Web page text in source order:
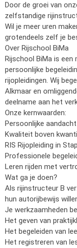
Door de groei van
zelfstandige
Wil je meer uren
grotendeels zelf je
Over Rijschool BiMa
Rijschool BiMa is
persoonlijke
rijopleidingen. Wij
Alkmaar en
deelname aan het
Onze kernwaarden:
Persoonlijke
Kwaliteit boven
RIS Rijopleiding in
Professionele
Leren rijden met
Wat ga je doen?
Als rijinstructeur B
hun autorijbewijs
Je werkzaamheden
Het geven van
Het begeleiden van
Het registreren van